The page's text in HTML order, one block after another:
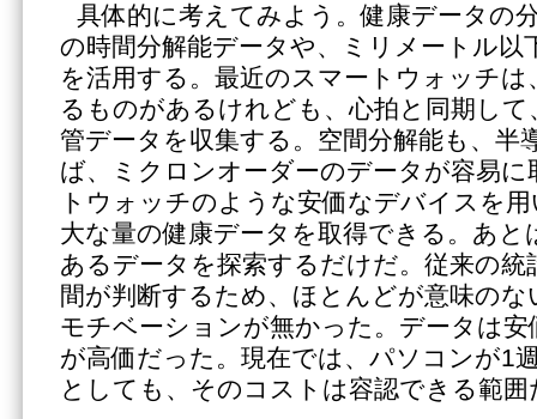
具体的に考えてみよう。健康データの
の時間分解能データや、ミリメートル以
を活用する。最近のスマートウォッチは
るものがあるけれども、心拍と同期して
管データを収集する。空間分解能も、半
ば、ミクロンオーダーのデータが容易
トウォッチのような安価なデバイスを
大な量の健康データを取得できる。あと
あるデータを探索するだけだ。従来の統
間が判断するため、ほとんどが意味の
モチベーションが無かった。データは
が高価だった。現在では、パソコンが1
としても、そのコストは容認できる範囲